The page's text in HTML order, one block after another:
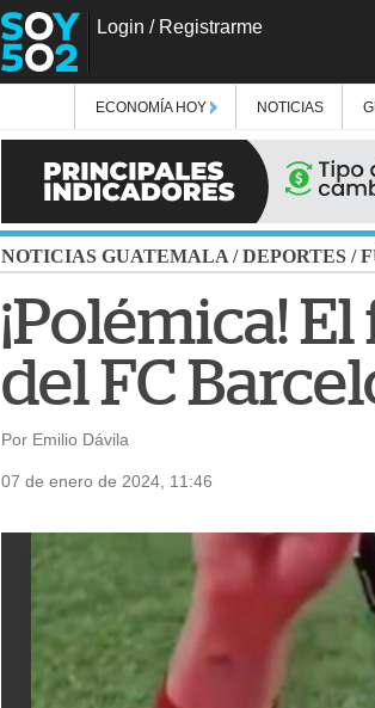
Login / Registrarme
ECONOMÍA HOY NOTICIAS
NOTICIAS GUATEMALA /DEPORTES /
¡Polémica!
del FC
Por Emilio Dávila
07 de enero de 2024, 11:46